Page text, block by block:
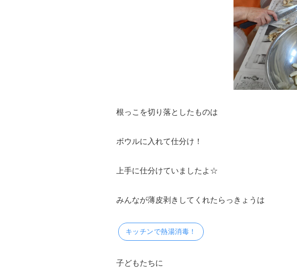
根っこを切り落としたものは
ボウルに入れて仕分け！
上手に仕分けていましたよ☆
みんなが薄皮剥きしてくれたらっきょうは
キッチンで熱湯消毒！
子どもたちに